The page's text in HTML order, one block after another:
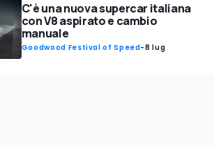
C'è una nuova supercar italiana
con V8 aspirato e cambio
manuale
Goodwood Festival of Speed-8 lug